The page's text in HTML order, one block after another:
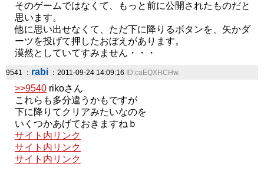
そのゲームではなくて、もっと前に公開されたものだと
思います。
他に思い出せなくて、ただ下に降りるボタンを、矢かダ
ーツを投げて押したおぼえがあります。
漠然としていてすみません・・・
9541 ： rabi ：2011-09-24 14:09:16 ID:caEQXHCHw.
>>9540 rikoさん
これらも多分違うかもですが
下に降りてクリアみたいなのを
いくつかあげておきますねｂ
サイト内リンク
サイト内リンク
サイト内リンク